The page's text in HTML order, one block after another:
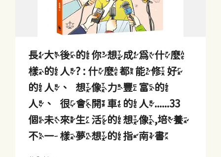
長大後的你想成為什麼
樣的人? : 什麼都能修好
的人、想像力豐富的
人、很會開車的人......33
個未來生活的想像,培養
不一樣夢想的指南書